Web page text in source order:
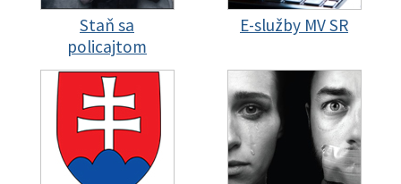
Staň sa
policajtom
E-služby MV SR